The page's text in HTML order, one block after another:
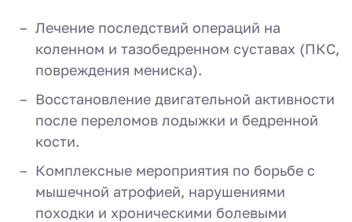
Лечение последствий операций на
коленном и тазобедренном суставах (ПКС,
повреждения мениска).
Восстановление двигательной активности
после переломов лодыжки и бедренной
кости.
Комплексные мероприятия по борьбе с
мышечной атрофией, нарушениями
походки и хроническими болевыми